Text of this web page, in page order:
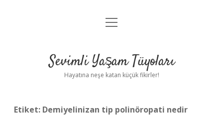
Anasayfa
Yasal Uyarı
menüyü
Sevimli Yaşam Tüyoları
Hayatına neşe katan küçük fikirler!
Etiket: Demiyelinizan tip polinöropati nedir